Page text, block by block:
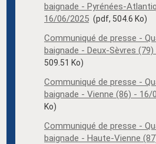
baignade - Pyrénées-
16/06/2025 (pdf, 504.6 Ko)
Communiqué de presse -
baignade - Deux-Sèvres
509.51 Ko)
Communiqué de presse -
baignade - Vienne (86) - 16/
Ko)
Communiqué de presse -
baignade - Haute-Vienne